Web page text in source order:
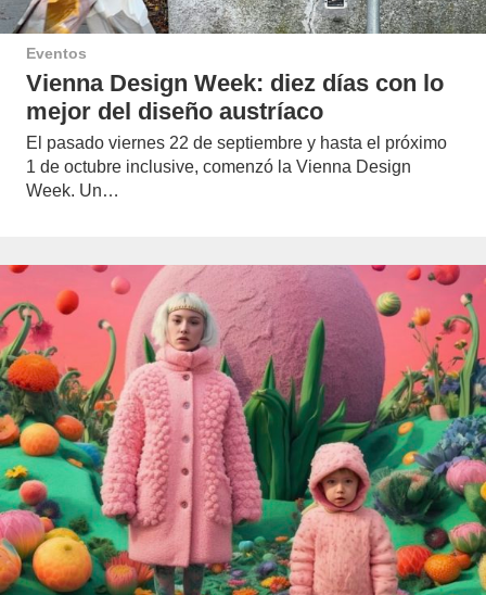
Eventos
Vienna Design Week: diez días con lo
mejor del diseño austríaco
El pasado viernes 22 de septiembre y hasta el próximo
1 de octubre inclusive, comenzó la Vienna Design
Week. Un…